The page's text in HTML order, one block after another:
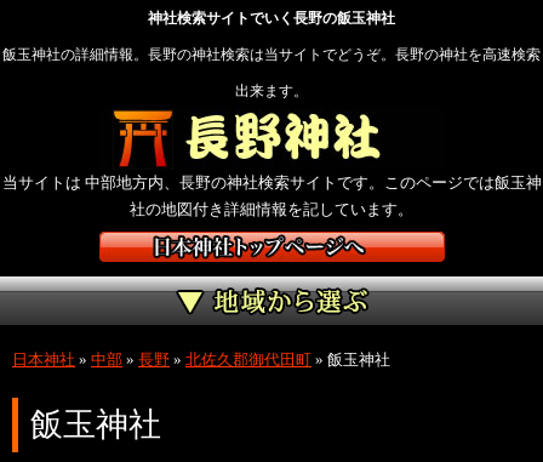
神社検索サイトでいく長野の飯玉神社
飯玉神社の詳細情報。長野の神社検索は当サイトでどうぞ。長野の神社を高速検索
出来ます。
当サイトは 中部地方内、長野の神社検索サイトです。このページでは飯玉神
社の地図付き詳細情報を記しています。
日本神社 » 中部 » 長野 » 北佐久郡御代田町 » 飯玉神社
飯玉神社